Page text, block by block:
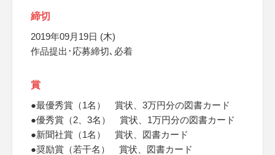
締切
2019年09月19日 (木)
作品提出･応募締切､必着
賞
●最優秀賞（1名） 賞状、3万円分の図書カード
●優秀賞（2、3名） 賞状、1万円分の図書カード
●新聞社賞（1名） 賞状、図書カード
●奨励賞（若干名） 賞状、図書カード